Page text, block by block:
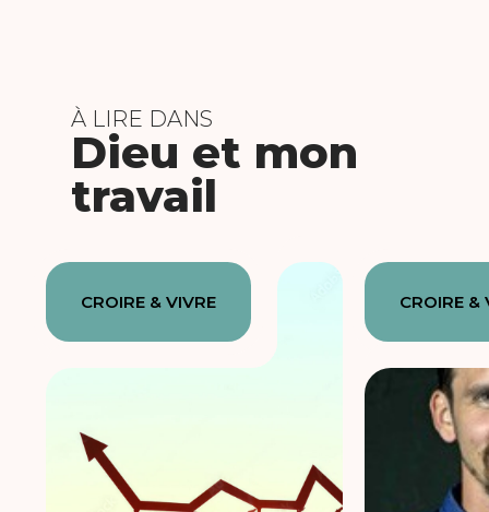
À LIRE DANS
Dieu et mon
travail
CROIRE & VIVRE CROIRE &